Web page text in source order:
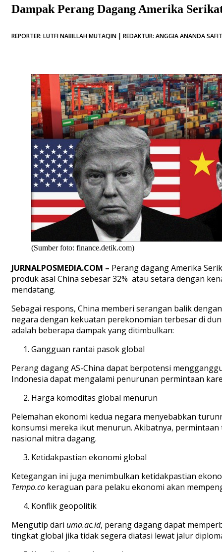
Dampak Perang Dagang Amerika
REPORTER: LUTFI NABILLAH MUTAQIN | REDAKTUR: ANGGIA ANANDA
(Sumber foto: finance.detik.com)
JURNALPOSMEDIA.COM – Perang dagang Amerika
produk asal China sebesar 32% atau setara dengan
mendatang.
Sebagai respons, China memberi serangan balik
negara dengan kekuatan perekonomian terbesar di
adalah beberapa dampak yang ditimbulkan:
Gangguan rantai pasok global
Perang dagang AS-China dapat berpotensi
Indonesia dapat mengalami penurunan permintaan
Harga komoditas global menurun
Pelemahan ekonomi kedua negara menyebabkan
konsumsi mereka ikut menurun. Akibatnya,
nasional mitra dagang.
Ketidakpastian ekonomi global
Ketegangan ini juga menimbulkan ketidakpastian
Tempo.co keraguan para pelaku ekonomi akan
Konflik geopolitik
Mengutip dari uma.ac.id, perang dagang dapat
tingkat global jika tidak segera diatasi lewat jalur